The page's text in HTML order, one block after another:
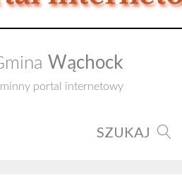
Wąchock
portal internetowy
SZUKAJ